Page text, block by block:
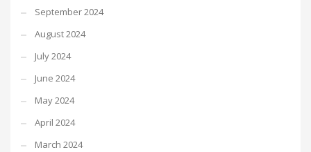
September 2024
August 2024
July 2024
June 2024
May 2024
April 2024
March 2024